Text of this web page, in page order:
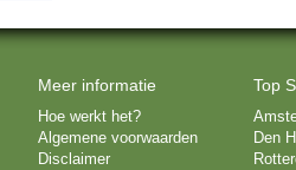
Meer informatie
Hoe werkt het?
Algemene voorwaarden
Disclaimer
Top
Den